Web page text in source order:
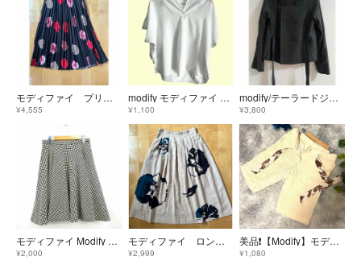
モディファイ プリーツロングスカート 黒地花柄
¥4,555
modify モディファイ 半袖カットソー 40 ホワイト 無地 H610
¥1,100
modify/テーラードジャケット
¥3,800
モディファイ Modify フレアスカート 千鳥柄 ひざ丈 ウール カシミヤ混
¥2,000
モディファイ ロングスカート ベージュ色
¥2,999
美品❗️【Modify】モディファイ ハーフパンツ 42 クリーム
¥1,080